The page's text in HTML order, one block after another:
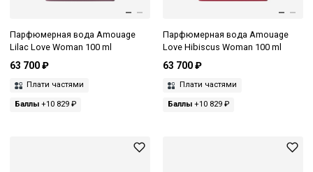
Парфюмерная вода Amouage
Lilac Love Woman 100 ml
63 700 ₽
Плати частями
Баллы +10 829 ₽
Парфюмерная вода Amouage
Love Hibiscus Woman 100 ml
63 700 ₽
Плати частями
Баллы+10 829 ₽